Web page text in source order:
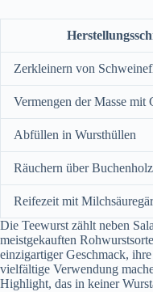
Zerkleinern von
Vermengen der Masse mit
Abfüllen in Wursthüllen
Räuchern über Buchenholz
Reifezeit mit
Die Teewurst zählt neben
meistgekauften
einzigartiger Geschmack,
vielfältige Verwendung
Highlight, das in keiner